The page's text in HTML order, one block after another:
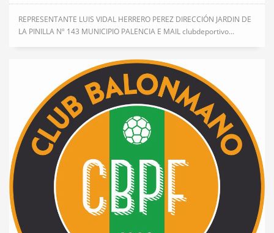
REPRESENTANTE LUIS VIDAL HERRERO PEREZ DIRECCIÓN JARDIN DE
LA PINILLA Nº 143 MUNICIPIO PALENCIA E MAIL clubdeportivo...